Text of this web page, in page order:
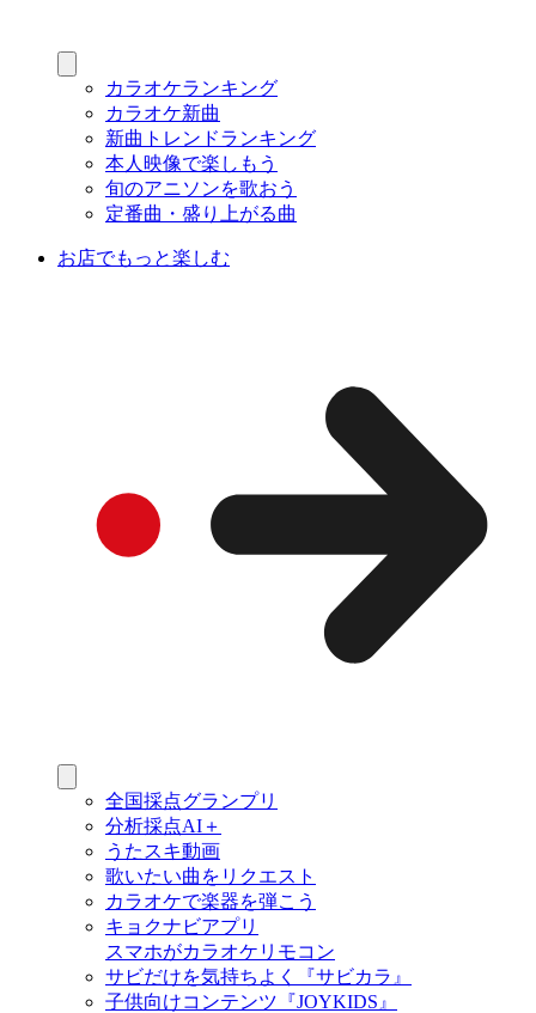
カラオケランキング
カラオケ新曲
新曲トレンドランキング
本人映像で楽しもう
旬のアニソンを歌おう
定番曲・盛り上がる曲
お店でもっと楽しむ
全国採点グランプリ
分析採点AI＋
うたスキ動画
歌いたい曲をリクエスト
カラオケで楽器を弾こう
キョクナビアプリ
スマホがカラオケリモコン
サビだけを気持ちよく『サビカラ』
子供向けコンテンツ『JOYKIDS』